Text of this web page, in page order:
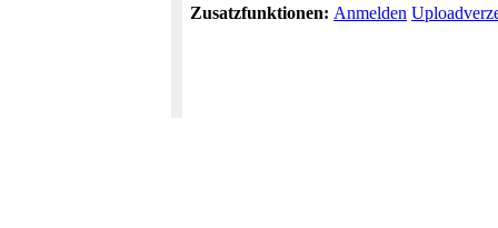
Zusatzfunktionen: Anmelden